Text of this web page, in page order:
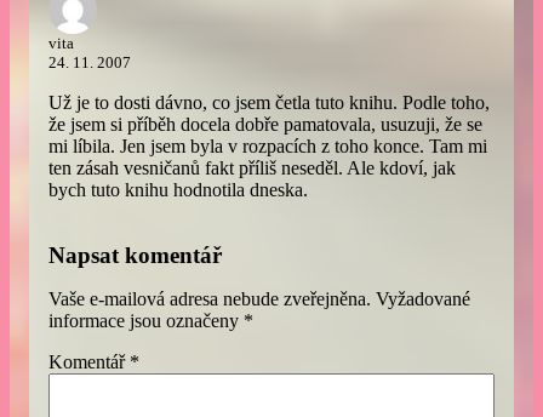
vita
24. 11. 2007
Už je to dosti dávno, co jsem četla tuto knihu. Podle toho,
že jsem si příběh docela dobře pamatovala, usuzuji, že se
mi líbila. Jen jsem byla v rozpacích z toho konce. Tam mi
ten zásah vesničanů fakt příliš neseděl. Ale kdoví, jak
bych tuto knihu hodnotila dneska.
Napsat komentář
Vaše e-mailová adresa nebude zveřejněna. Vyžadované
informace jsou označeny *
Komentář *